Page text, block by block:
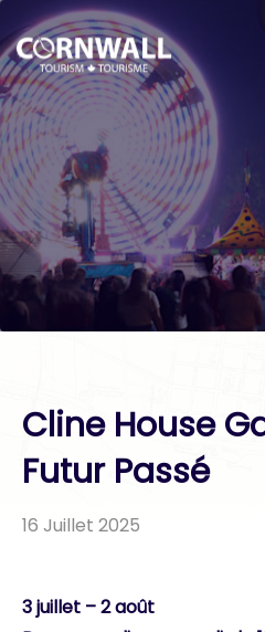
Cline House
Futur Passé
16 Juillet 2025
3 juillet – 2 août